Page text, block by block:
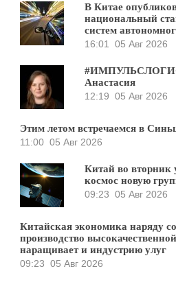
В Китае
национальный
систем
16:01
05 Авг 2026
Анастасия
12:19 05 Авг 2026
Этим летом встречаемся в
11:00 05 Авг 2026
Китай во вторник
космос новую
09:23 05 Авг 2026
Китайская экономика наряду
производство
наращивает и индустрию улуг
09:23 05 Авг 2026